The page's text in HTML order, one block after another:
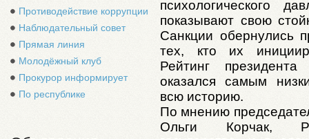
Противодействие коррупции
Наблюдательный совет
Прямая линия
Молодёжный клуб
Прокурор информирует
По республике
психологического
показывают свою
Санкции обернулись
тех, кто их
Рейтинг
оказался самым
всю историю.
По мнению
Ольги Корчак,